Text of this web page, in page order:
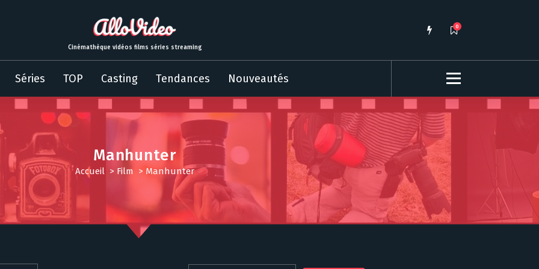
Cinémathèque vidéos films séries streaming
0
Séries TOP Casting Tendances Nouveautés
Manhunter
Accueil > Film > Manhunter